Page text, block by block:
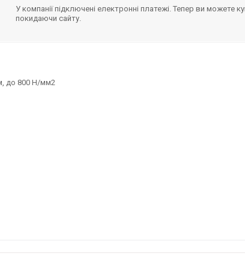
У компанії підключені електронні платежі. Тепер ви можете
покидаючи сайту.
до 800 Н/мм2